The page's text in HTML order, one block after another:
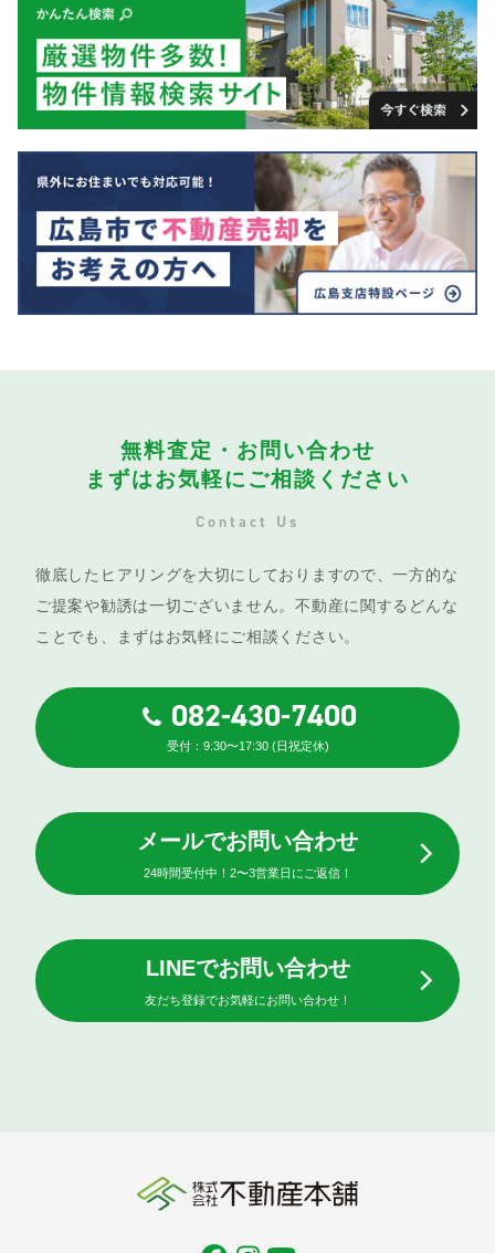
無料査定・お問い合わせ
まずはお気軽にご相談ください
Contact Us
徹底したヒアリングを大切にしておりますので、一方的な
ご提案や勧誘は一切ございません。不動産に関するどんな
ことでも、まずはお気軽にご相談ください。
082-430-7400
受付：9:30〜17:30 (日祝定休)
メールでお問い合わせ
24時間受付中！2〜3営業日にご返信！
LINEでお問い合わせ
友だち登録でお気軽にお問い合わせ！